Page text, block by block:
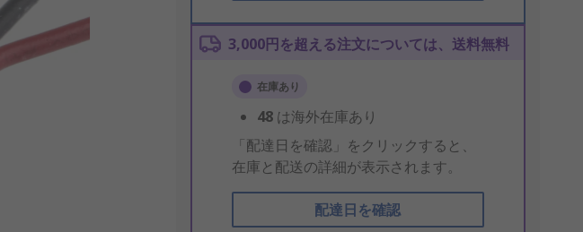
3,000円を超える注文については、送料無料
在庫あり
48 は海外在庫あり
「配達日を確認」をクリックすると、
在庫と配送の詳細が表示されます。
配達日を確認